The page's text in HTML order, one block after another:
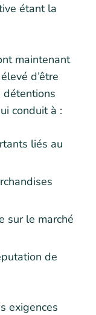
étant la
maintenant
d’être
conduit à :
liés au
sur le marché
de
exigences